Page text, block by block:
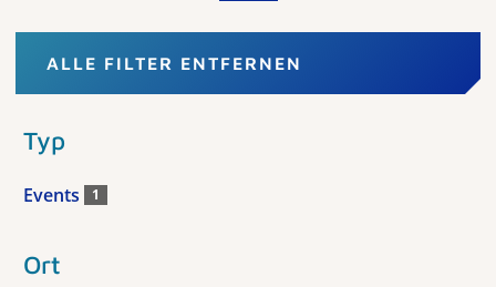
ALLE FILTER ENTFERNEN
Typ
Events 1
Ort